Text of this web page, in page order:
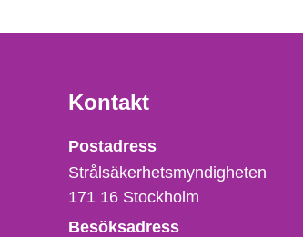
Kontakt
Strålsäkerhetsmyndigheten
Postadress
Strålsäkerhetsmyndigheten
171 16 Stockholm
Besöksadress